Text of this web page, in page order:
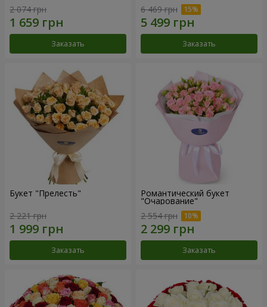
2 074 грн
Заказать
6 469 грн
Заказать
Букет "Прелесть"
2 221 грн
Заказать
Романтический букет
"Очарование"
2 554 грн
Заказать